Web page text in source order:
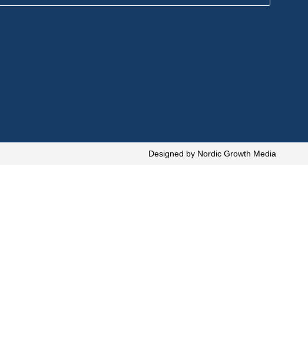
Designed by Nordic Growth Media